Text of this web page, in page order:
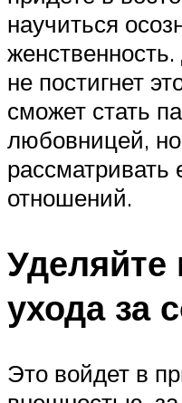
научиться
не постигнет
сможет стать
любовницей,
рассматривать
отношений.
ухода за
Это войдет в